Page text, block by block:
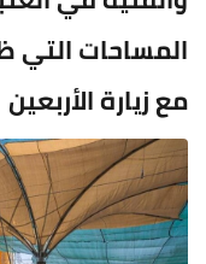
المساحات التي
مع زيارة الأربعين